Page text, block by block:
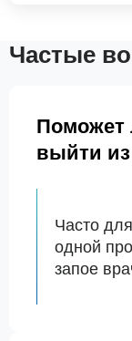
Частые
Поможет
выйти
Часто
одной
запое